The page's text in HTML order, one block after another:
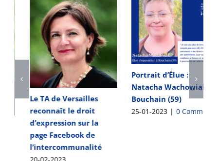
Le TA de Versailles
reconnaît le droit
d’expression sur la
page Facebook de
l’intercommunalité
Portrait d’Élue :
Natacha Wachowiak de
Bouchain (59)
25-01-2023 | 0 Comments